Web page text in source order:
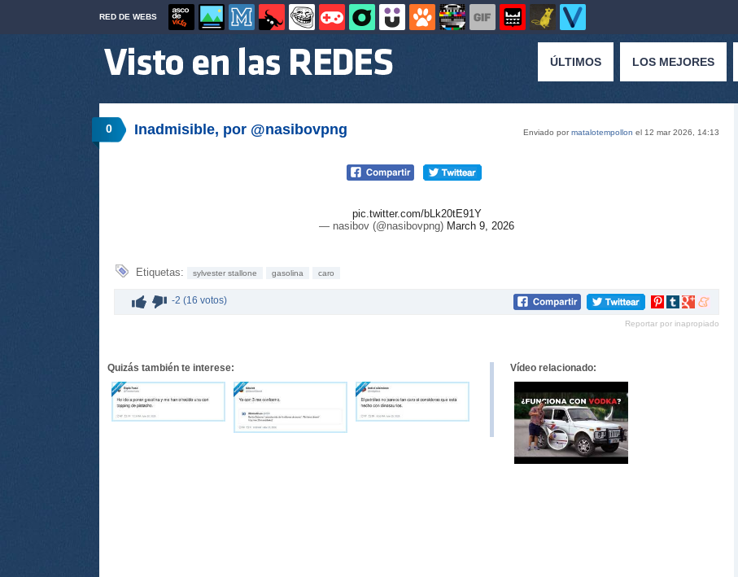
RED DE WEBS
ÚLTIMOS LOS MEJORES
0 Enviado pormatalotempollon el 12 mar 2026, 14:13
Inadmisible, por @nasibovpng
pic.twitter.com/bLk20tE91Y
— nasibov (@nasibovpng) March 9, 2026
Etiquetas: sylvester stallone gasolina caro
-2 (16 votos)
Compartir
Pinterest
Compartir
tumblr
Compartir
Google+
Compartir
meneame
Reportar por inapropiado
Quizás también te interese: Vídeo relacionado: